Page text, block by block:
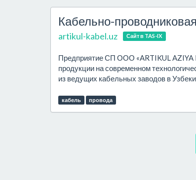
Кабельно-
artikul-kabel.uz Сайт в TAS-IX
Предприятие СП ООО «ARTIKUL AZIYA
продукции на современном
из ведущих кабельных заводов в
кабель провода